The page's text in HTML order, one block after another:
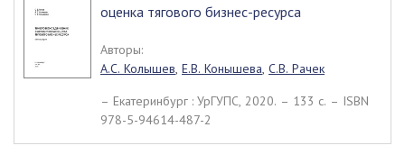
оценка тягового бизнес-ресурса
Авторы:
А.С. Колышев, Е.В. Конышева, С.В. Рачек
– Екатеринбург : УрГУПС, 2020. – 133 c. – ISBN
978-5-94614-487-2